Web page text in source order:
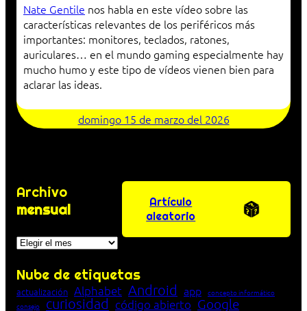
Nate Gentile nos habla en este vídeo sobre las
características relevantes de los periféricos más
importantes: monitores, teclados, ratones,
auriculares… en el mundo gaming especialmente hay
mucho humo y este tipo de vídeos vienen bien para
aclarar las ideas.
domingo 15 de marzo del 2026
Archivo
mensual
Archivos
Artículo
aleatorio
Nube de etiquetas
actualización Alphabet Android app concepto informático
consejo
curiosidad código abierto Google